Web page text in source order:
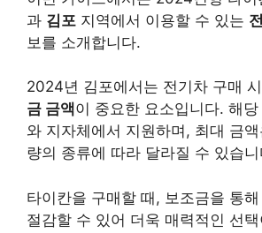
과 김포 지역에서 이용할 수 있는
보를 소개합니다.
2024년 김포에서는 전기차 구매
금 금액이 중요한 요소입니다. 해
와 지자체에서 지원하며, 최대 금
량의 종류에 따라 달라질 수 있습니
타이칸을 구매할 때, 보조금을 통해
절감할 수 있어 더욱 매력적인 선